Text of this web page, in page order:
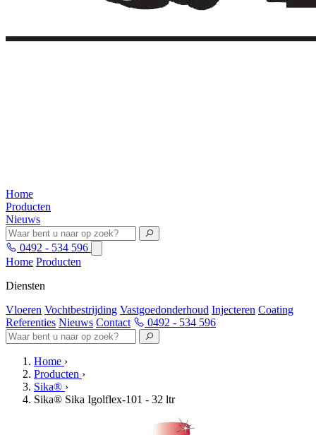
Home
Producten
Nieuws
0492 - 534 596
Home Producten
Diensten
Vloeren Vochtbestrijding Vastgoedonderhoud Injecteren Coating
Referenties Nieuws Contact 0492 - 534 596
Home ›
Producten ›
Sika® ›
Sika® Sika Igolflex-101 - 32 ltr